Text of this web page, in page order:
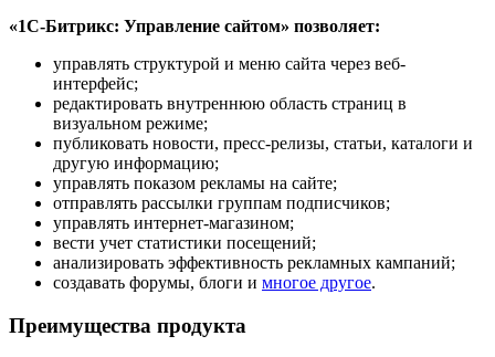
«1С-Битрикс: Управление сайтом» позволяет:
управлять структурой и меню сайта через веб-
интерфейс;
редактировать внутреннюю область страниц в
визуальном режиме;
публиковать новости, пресс-релизы, статьи, каталоги и
другую информацию;
управлять показом рекламы на сайте;
отправлять рассылки группам подписчиков;
управлять интернет-магазином;
вести учет статистики посещений;
анализировать эффективность рекламных кампаний;
создавать форумы, блоги и многое другое.
Преимущества продукта